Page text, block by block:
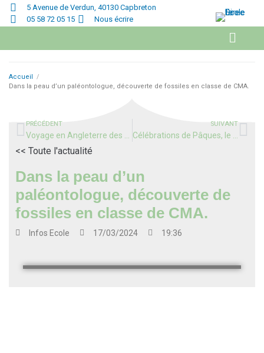
5 Avenue de Verdun, 40130 Capbreton
05 58 72 05 15
Nous écrire
Accueil /
Dans la peau d’un paléontologue, découverte de fossiles en classe de CMA.
PRÉCÉDENT SUIVANT
<< Toute l'actualité
Dans la peau d’un
paléontologue, découverte de
fossiles en classe de CMA.
Infos Ecole 17/03/2024 19:36